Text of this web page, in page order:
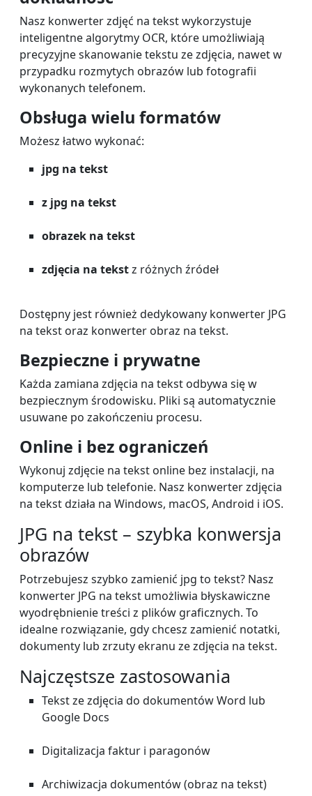
Nasz konwerter zdjęć na tekst wykorzystuje
inteligentne algorytmy OCR, które umożliwiają
precyzyjne skanowanie tekstu ze zdjęcia, nawet w
przypadku rozmytych obrazów lub fotografii
wykonanych telefonem.
Obsługa wielu formatów
Możesz łatwo wykonać:
jpg na tekst
z jpg na tekst
obrazek na tekst
zdjęcia na tekstz różnych źródeł
Dostępny jest również dedykowany konwerter JPG
na tekst oraz konwerter obraz na tekst.
Bezpieczne i prywatne
Każda zamiana zdjęcia na tekst odbywa się w
bezpiecznym środowisku. Pliki są automatycznie
usuwane po zakończeniu procesu.
Online i bez ograniczeń
Wykonuj zdjęcie na tekst online bez instalacji, na
komputerze lub telefonie. Nasz konwerter zdjęcia
na tekst działa na Windows, macOS, Android i iOS.
JPG na tekst – szybka konwersja
obrazów
Potrzebujesz szybko zamienić jpg to tekst? Nasz
konwerter JPG na tekst umożliwia błyskawiczne
wyodrębnienie treści z plików graficznych. To
idealne rozwiązanie, gdy chcesz zamienić notatki,
dokumenty lub zrzuty ekranu ze zdjęcia na tekst.
Najczęstsze zastosowania
Tekst ze zdjęcia do dokumentów Word lub
Google Docs
Digitalizacja faktur i paragonów
Archiwizacja dokumentów (obraz na tekst)